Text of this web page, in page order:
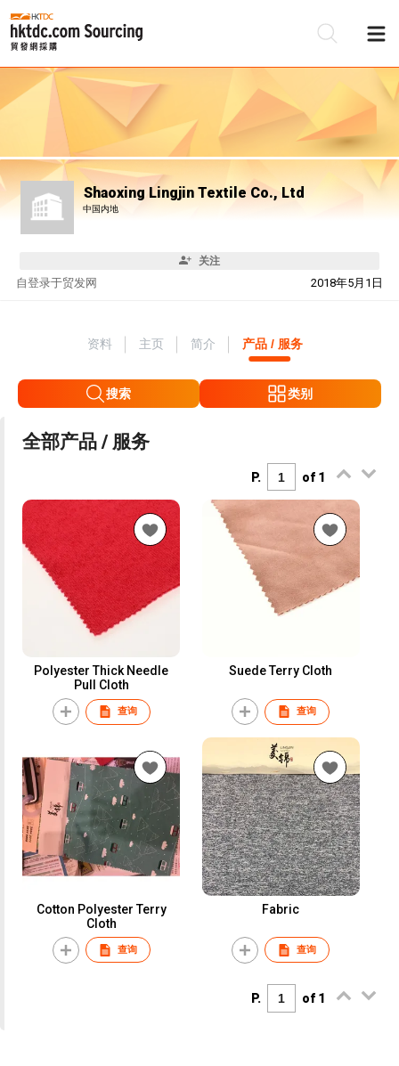
Shaoxing Lingjin Textile Co., Ltd
中国内地
关注
自 2018年5月1日
登录于贸发网
资料 主页 简介 产品 / 服务
搜索 类别
全部产品 / 服务
P. of 1
Polyester Thick Needle
Pull Cloth
查询
Suede Terry Cloth
查询
Cotton Polyester Terry
Cloth
查询
Fabric
查询
P. of 1